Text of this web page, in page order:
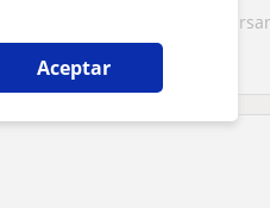
Aceptar
y actualmente estoy
Doy clases a domic...